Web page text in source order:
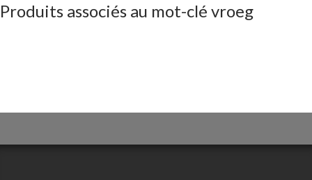
Produits associés au mot-clé vroeg